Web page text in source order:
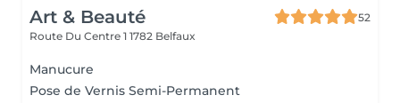
Art & Beauté
52
Route Du Centre 1 1782 Belfaux
Manucure
Pose de Vernis Semi-Permanent